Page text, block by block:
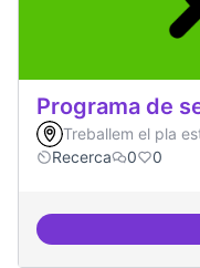
Programa de
Treballem el pla
Recerca
0 0